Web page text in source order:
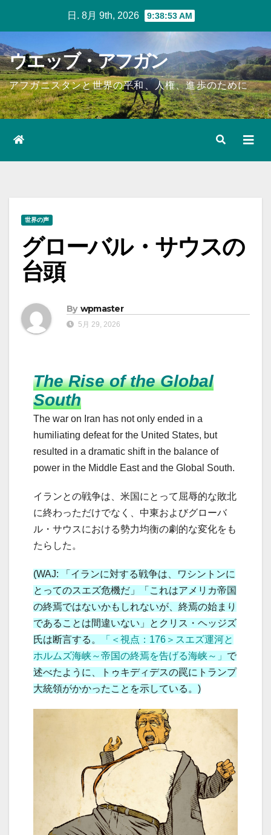
content
日. 8月 9th, 2026 9:38:54 AM
ウエッブ・アフガン
アフガニスタンと世界の平和、人権、進歩のために
世界の声
グローバル・サウスの
台頭
By wpmaster
5月 29, 2026
The Rise of the Global
South
The war on Iran has not only ended in a
humiliating defeat for the United States, but
resulted in a dramatic shift in the balance of
power in the Middle East and the Global South.
イランとの戦争は、米国にとって屈辱的な敗北
に終わっただけでなく、中東およびグローバ
ル・サウスにおける勢力均衡の劇的な変化をも
たらした。
(WAJ: 「イランに対する戦争は、ワシントンに
とってのスエズ危機だ」「これはアメリカ帝国
の終焉ではないかもしれないが、終焉の始まり
であることは間違いない」とクリス・ヘッジズ
氏は断言する。
「＜視点：176＞スエズ運河と
ホルムズ海峡～帝国の終焉を告げる海峡～」 で
述べたように、トゥキディデスの罠にトランプ
大統領がかかったことを示している。)